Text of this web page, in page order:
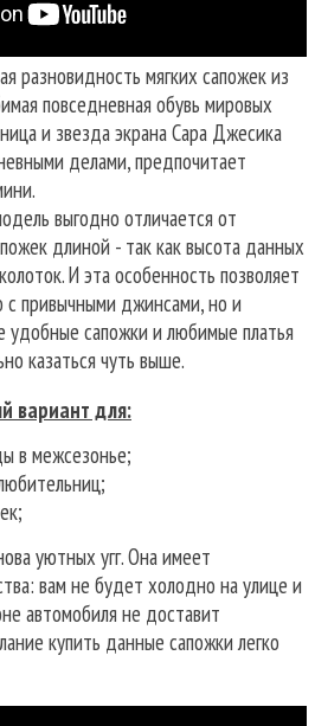
разновидность мягких сапожек из
повседневная обувь мировых
и звезда экрана Сара Джесика
делами, предпочитает
выгодно отличается от
длиной - так как высота данных
И эта особенность позволяет
с привычными джинсами, но и
сапожки и любимые платья
казаться чуть выше.
вариант для:
в межсезонье;
уютных угг. Она имеет
вам не будет холодно на улице и
автомобиля не доставит
купить данные сапожки легко